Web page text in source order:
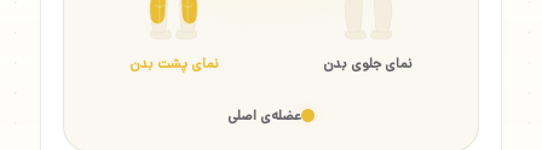
نمای جلوی بدن نمای پشت بدن
عضله‌ی اصلی